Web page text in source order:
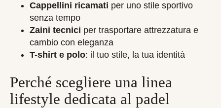
Cappellini ricamati per uno stile sportivo
senza tempo
Zaini tecnici per trasportare attrezzatura e
cambio con eleganza
T-shirt e polo: il tuo stile, la tua identità
Perché scegliere una linea
lifestyle dedicata al padel